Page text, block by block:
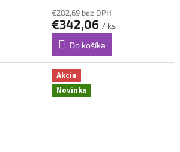
€282,69 bez DPH
€342,06 / ks
Do košíka
Akcia
Novinka